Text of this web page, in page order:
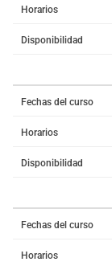
Horarios
Disponibilidad
Fechas del curso
Horarios
Disponibilidad
Fechas del curso
Horarios